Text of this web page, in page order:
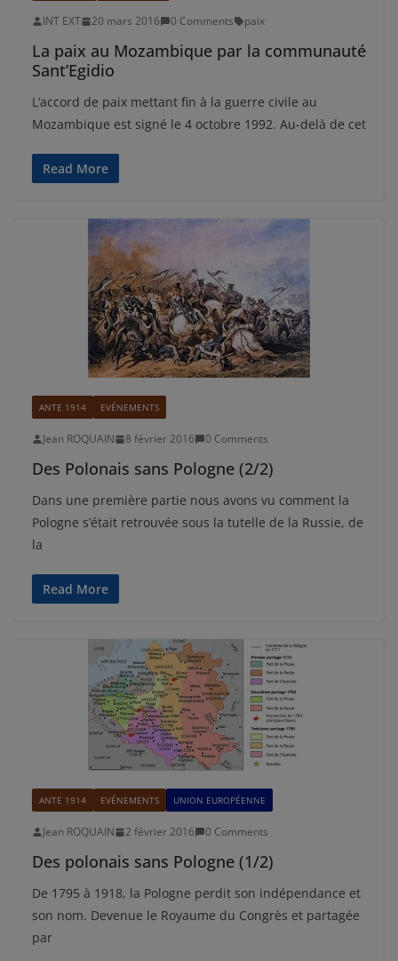
INT EXT 20 mars 2016 0 Comments paix
La paix au Mozambique par la communauté
Sant’Egidio
L’accord de paix mettant fin à la guerre civile au
Mozambique est signé le 4 octobre 1992. Au-delà de cet
Read More
ANTE 1914 EVÉNEMENTS
Jean ROQUAIN 8 février 2016 0 Comments
Des Polonais sans Pologne (2/2)
Dans une première partie nous avons vu comment la
Pologne s’était retrouvée sous la tutelle de la Russie, de
la
Read More
ANTE 1914 EVÉNEMENTS UNION EUROPÉENNE
Jean ROQUAIN 2 février 2016 0 Comments
Des polonais sans Pologne (1/2)
De 1795 à 1918, la Pologne perdit son indépendance et
son nom. Devenue le Royaume du Congrès et partagée
par